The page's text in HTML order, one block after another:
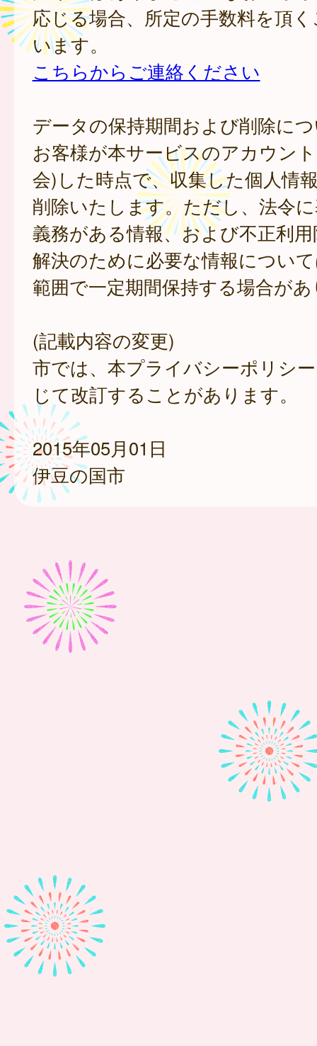
応じる場合、所定の手数料を頂
います。
こちらからご連絡ください
データの保持期間および削除に
お客様が本サービスのアカウン
会)した時点で、収集した個人情
削除いたします。ただし、法令
義務がある情報、および不正利
解決のために必要な情報につい
範囲で一定期間保持する場合が
(記載内容の変更)
市では、本プライバシーポリシ
じて改訂することがあります。
2015年05月01日
伊豆の国市